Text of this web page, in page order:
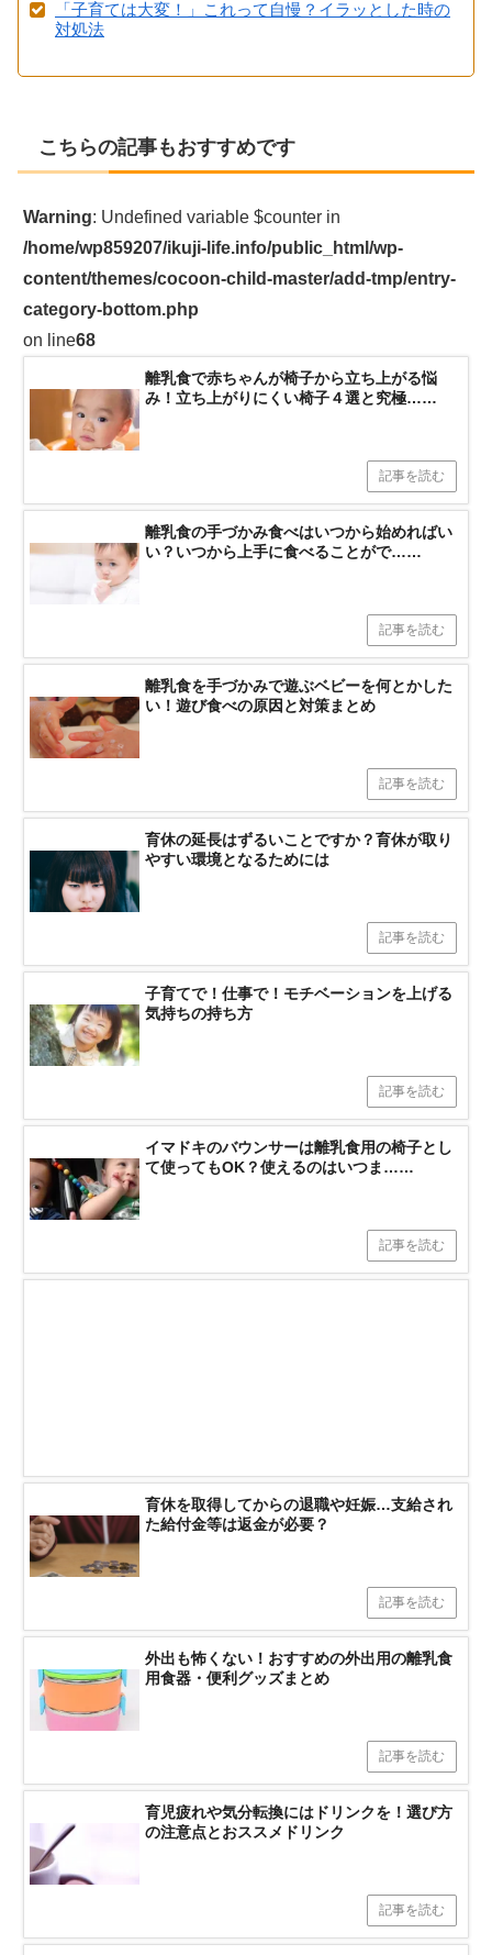
「子育ては大変！」これって自慢？イラッとした時の
対処法
こちらの記事もおすすめです
Warning: Undefined variable $counter in
/home/wp859207/ikuji-life.info/public_html/wp-
content/themes/cocoon-child-master/add-tmp/entry-
category-bottom.php
on line68
離乳食で赤ちゃんが椅子から立ち上がる悩
み！立ち上がりにくい椅子４選と究極……
記事を読む
離乳食の手づかみ食べはいつから始めればい
い？いつから上手に食べることがで……
記事を読む
離乳食を手づかみで遊ぶベビーを何とかした
い！遊び食べの原因と対策まとめ
記事を読む
育休の延長はずるいことですか？育休が取り
やすい環境となるためには
記事を読む
子育てで！仕事で！モチベーションを上げる
気持ちの持ち方
記事を読む
イマドキのバウンサーは離乳食用の椅子とし
て使ってもOK？使えるのはいつま……
記事を読む
育休を取得してからの退職や妊娠…支給され
た給付金等は返金が必要？
記事を読む
外出も怖くない！おすすめの外出用の離乳食
用食器・便利グッズまとめ
記事を読む
育児疲れや気分転換にはドリンクを！選び方
の注意点とおススメドリンク
記事を読む